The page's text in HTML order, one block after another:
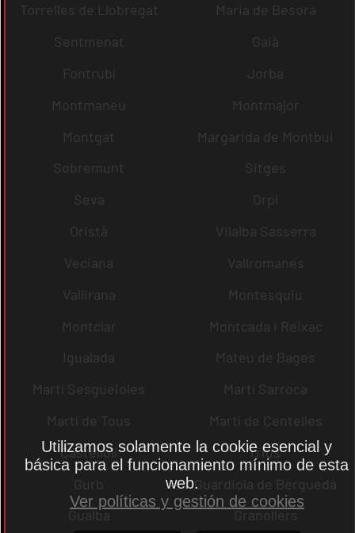
Torrelles de Llobregat
Maria de Besora
Sentmenat
Gaià
Fontrubí
Jorba
Montmaneu
Montmajor
Montgat
Margarida de Montbui
Sobremunt
Sitges
Seva
Orpí
Oristà
Vilalba Sasserra
Veciana
Vallromanes
Vallirana
Montesquiu
Montclar
Montcada i Reixac
Igualada
Mateu de Bages
Martí Sesgueioles
Martí Sarroca
Martí de Tous
Martí de Centelles
Castellolí
rrius
Gurb
Guardiola de Berguedà
Gualba
Granollers
Utilizamos solamente la cookie esencial y
básica para el funcionamiento mínimo de esta
web.
Ver políticas y gestión de cookies